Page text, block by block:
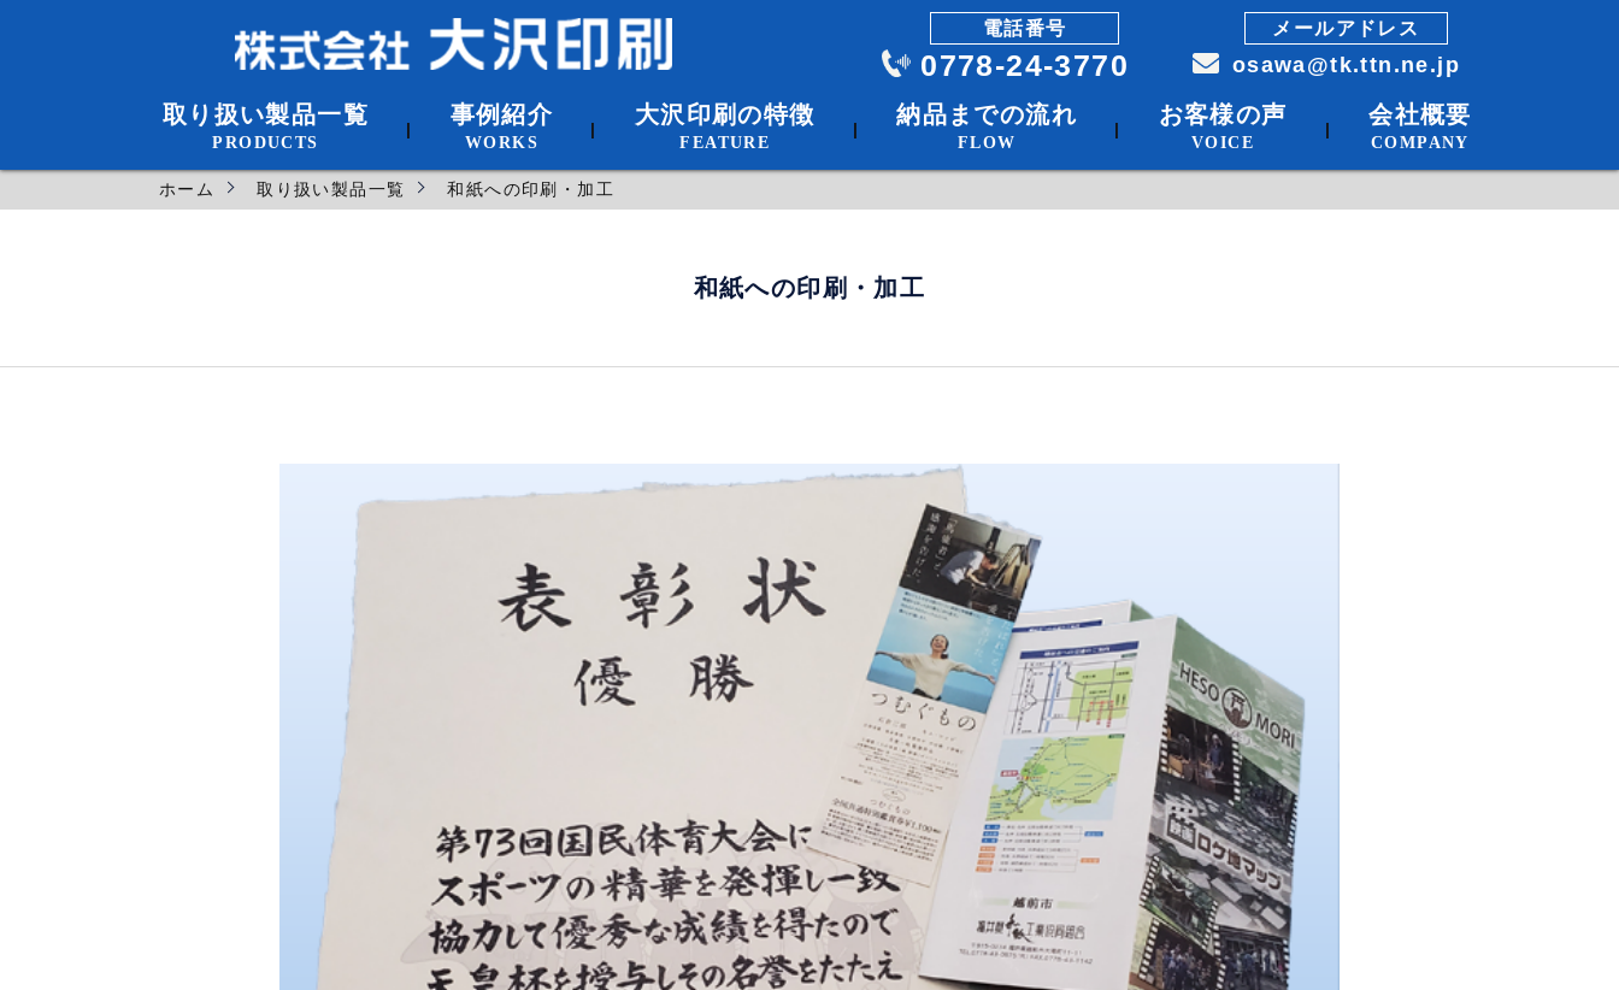
電話番号
0778-24-3770
メールアドレス
osawa@tk.ttn.ne.jp
取り扱い製品一覧
PRODUCTS
名刺・封筒・伝票・はがき・案内状
チラシ・ポスター・パンフレット
冊子・広報誌・記念誌・手紙
パッケージ・下札
和紙への印刷・加工
ノベルティ(クリアファイル・うちわ・メモ帳・ティッシュ等)
オリジナル座布団
|
事例紹介
WORKS
|
大沢印刷の特徴
FEATURE
|
納品までの流れ
FLOW
|
お客様の声
VOICE
|
会社概要
COMPANY
ホーム 取り扱い製品一覧 和紙への印刷・加工
和紙への印刷・加工